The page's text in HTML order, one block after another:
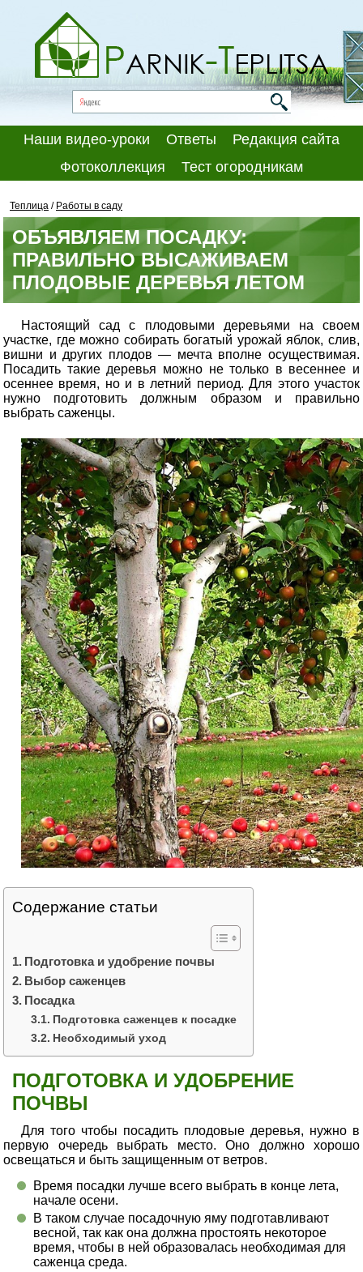
Наши видео-уроки Ответы
Редакция сайта
Фотоколлекция
Тест огородникам
Теплица / Работы в саду
ОБЪЯВЛЯЕМ ПОСАДКУ:
ПРАВИЛЬНО ВЫСАЖИВАЕМ
ПЛОДОВЫЕ ДЕРЕВЬЯ ЛЕТОМ
Настоящий сад с плодовыми деревьями на своем
участке, где можно собирать богатый урожай яблок, слив,
вишни и других плодов — мечта вполне осуществимая.
Посадить такие деревья можно не только в весеннее и
осеннее время, но и в летний период. Для этого участок
нужно подготовить должным образом и правильно
выбрать саженцы.
Содержание статьи
Подготовка и удобрение почвы
Выбор саженцев
Посадка
Подготовка саженцев к посадке
Необходимый уход
ПОДГОТОВКА И УДОБРЕНИЕ
ПОЧВЫ
Для того чтобы посадить плодовые деревья, нужно в
первую очередь выбрать место. Оно должно хорошо
освещаться и быть защищенным от ветров.
Время посадки лучше всего выбрать в конце лета,
начале осени.
В таком случае посадочную яму подготавливают
весной, так как она должна простоять некоторое
время, чтобы в ней образовалась необходимая для
саженца среда.